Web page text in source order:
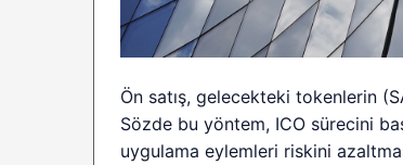
Ön satış, gelecekteki tokenlerin
Sözde bu yöntem, ICO sürecini
uygulama eylemleri riskini